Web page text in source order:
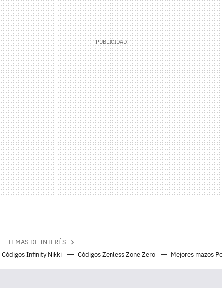
TEMAS DE INTERÉS
Códigos Infinity Nikki
Códigos Zenless Zone Zero Mejores mazos